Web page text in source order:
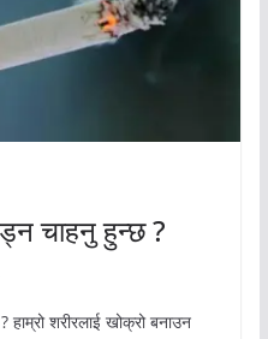
चाहनु हुन्छ ?
शरीरलाई खोक्रो बनाउन